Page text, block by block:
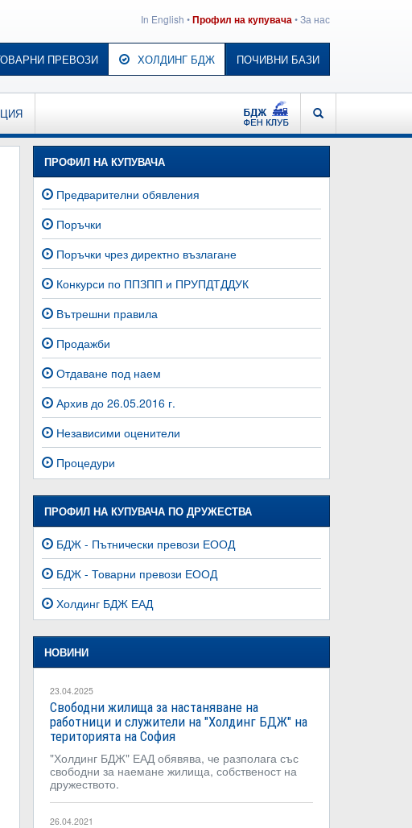
In English •Профил на купувача•За нас
ПРЕВОЗИ ХОЛДИНГ БДЖ ПОЧИВНИ БАЗИ
ТЪРСЕНЕ
ПРОФИЛ НА КУПУВАЧА
Предварителни обявления
Поръчки
Поръчки чрез директно възлагане
Конкурси по ППЗПП и ПРУПДТДДУК
Вътрешни правила
Продажби
Отдаване под наем
Архив до 26.05.2016 г.
Независими оценители
Процедури
ПРОФИЛ НА КУПУВАЧА ПО ДРУЖЕСТВА
БДЖ - Пътнически превози ЕООД
БДЖ - Товарни превози ЕООД
Холдинг БДЖ ЕАД
НОВИНИ
23.04.2025
Свободни жилища за настаняване на
работници и служители на "Холдинг БДЖ" на
територията на София
"Холдинг БДЖ" ЕАД обявява, че разполага със
свободни за наемане жилища, собственост на
дружеството.
26.04.2021